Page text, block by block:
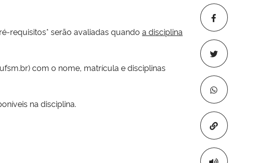
Copiar para
requisitos* serão avaliadas quando a disciplina
com o nome, matrícula e disciplinas
na disciplina.